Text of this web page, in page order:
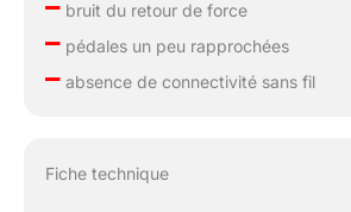
bruit du retour de force
–pédales un peu rapprochées
–absence de connectivité sans fil
Fiche technique